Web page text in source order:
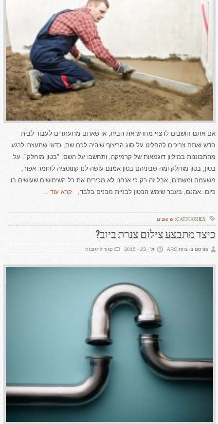
אם אתם חושבים לרצף מחדש את הבית, או שאתם מתעתדים לעבור לבית
חדש ואתם צריכים להחליט על סוג הריצוף שיהיה לכם שם, כדאי שתעצרו לרגע
מהתבוננות במיליון דוגמאות של קרמיקה, ותחשבו על השם: "בטון מוחלק". על
בטון, בטון מוחלק ומה שביניהם בטון אמנם עושה לנו קונוטציה לחומר אפור,
משעמם ומשמים, אבל זה רק כי אנחנו לא מכירים את כל השימושים שעושים בו
כיום. אמנם, בעבר שימש הבטון לבניית מבנים בלבד, קרא עוד ...
CATEGORIES: שיפוצים
כיצד מתבצע צילום צנרת ביוב?
פורסם ב- צוות ARC יול - 23 - 2015 סגור לתגובותעל
צילום